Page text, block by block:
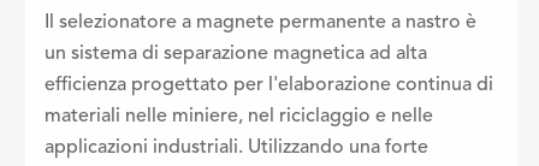
Il selezionatore a magnete permanente a nastro è
un sistema di separazione magnetica ad alta
efficienza progettato per l'elaborazione continua di
materiali nelle miniere, nel riciclaggio e nelle
applicazioni industriali. Utilizzando una forte